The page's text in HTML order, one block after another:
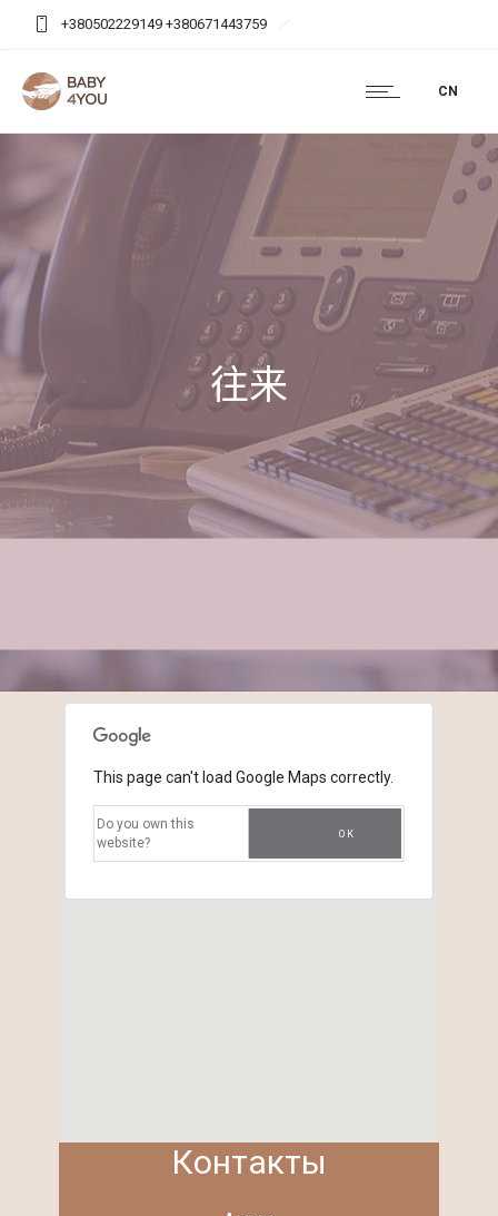
+380502229149 +380671443759
baby4you.agency@gmail.com
CN
往来
This page can't load Google Maps correctly.
Do you own this
website?
OK
Контакты